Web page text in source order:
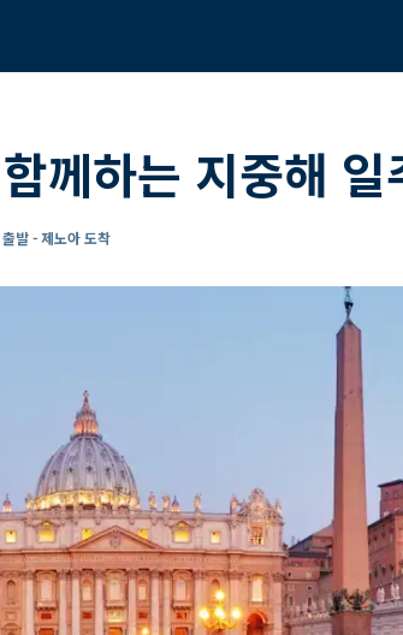
께하는 지중해
발 - 제노아 도착